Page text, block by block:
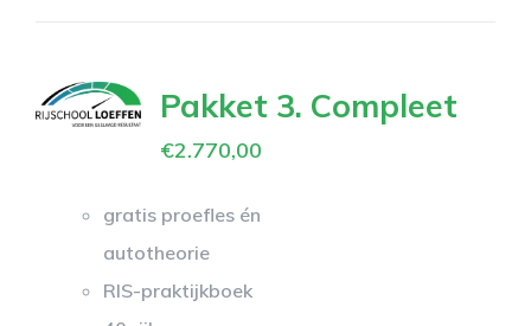
Pakket 3. Compleet
€2.770,00
gratis proefles én
autotheorie
RIS-praktijkboek